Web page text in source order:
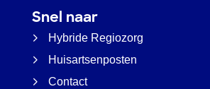
Snel naar
Hybride Regiozorg
Huisartsenposten
Contact